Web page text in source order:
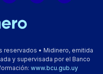
• Midinero, emitida
y supervisada por el Banco
www.bcu.gub.uy